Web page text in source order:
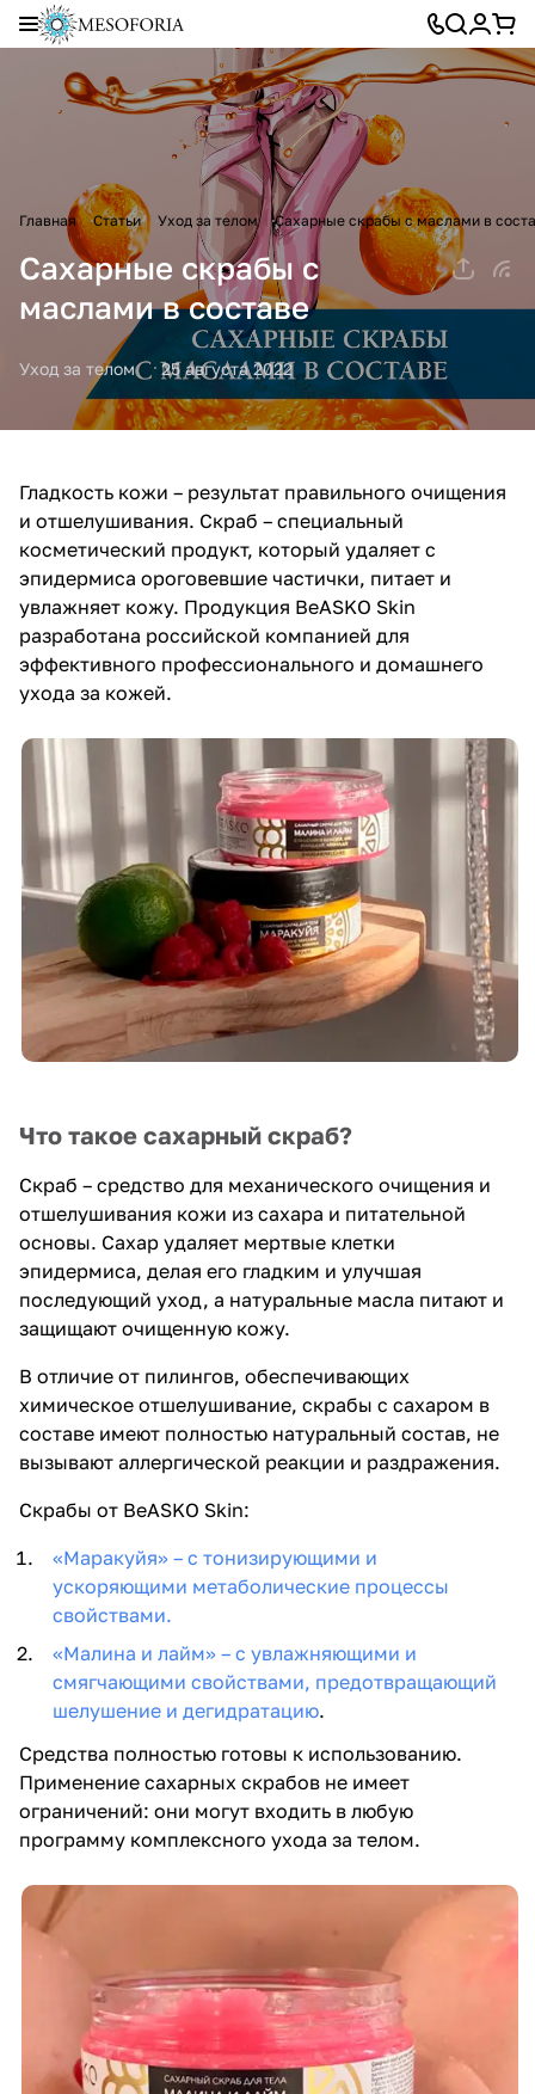
Главная Статьи Уход за телом Сахарные скрабы с маслами в
Сахарные скрабы с
маслами в составе
Уход за телом 25 августа 2022
Гладкость кожи – результат правильного очищения
и отшелушивания. Скраб – специальный
косметический продукт, который удаляет с
эпидермиса ороговевшие частички, питает и
увлажняет кожу. Продукция BeASKO Skin
разработана российской компанией для
эффективного профессионального и домашнего
ухода за кожей.
Что такое сахарный скраб?
Скраб – средство для механического очищения и
отшелушивания кожи из сахара и питательной
основы. Сахар удаляет мертвые клетки
эпидермиса, делая его гладким и улучшая
последующий уход, а натуральные масла питают и
защищают очищенную кожу.
В отличие от пилингов, обеспечивающих
химическое отшелушивание, скрабы с сахаром в
составе имеют полностью натуральный состав, не
вызывают аллергической реакции и раздражения.
Скрабы от BeASKO Skin:
«Маракуйя» – с тонизирующими и
ускоряющими метаболические процессы
свойствами.
«Малина и лайм» – с увлажняющими и
смягчающими свойствами, предотвращающий
шелушение и дегидратацию.
Средства полностью готовы к использованию.
Применение сахарных скрабов не имеет
ограничений: они могут входить в любую
программу комплексного ухода за телом.